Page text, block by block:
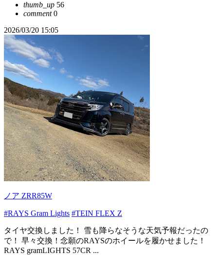
thumb_up 56
comment0
2026/03/20 15:05
ノア ZRR85W
#RAYS Gram Lights #TEIN FLEX Z
タイヤ交換しました！ 雪も降らなそうな天気予報だったの
で！ 早々交換！念願のRAYSのホイールを履かせました！
RAYS gramLIGHTS 57CR ...